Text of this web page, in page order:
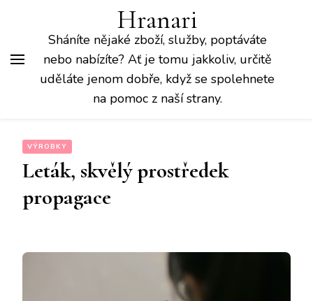
Hranari
Sháníte nějaké zboží, služby, poptáváte
nebo nabízíte? Ať je tomu jakkoliv, určitě
uděláte jenom dobře, když se spolehnete
na pomoc z naší strany.
VÝROBKY
Leták, skvělý prostředek
propagace